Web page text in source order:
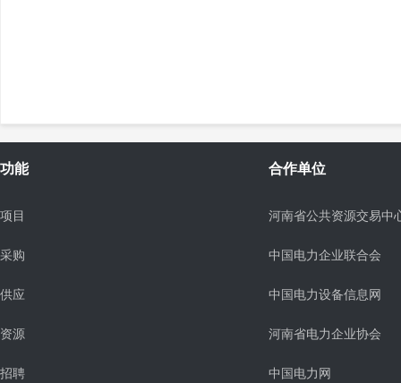
功能
项目
采购
供应
资源
招聘
合作单位
河南省公共资源交易中
中国电力企业联合会
中国电力设备信息网
河南省电力企业协会
中国电力网